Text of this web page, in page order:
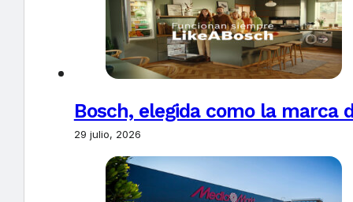
Bosch, elegida como la marca
29 julio, 2026